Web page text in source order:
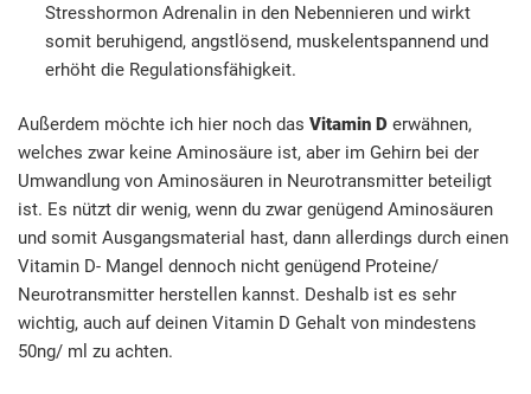
Stresshormon Adrenalin in den Nebennieren und wirkt
somit beruhigend, angstlösend, muskelentspannend und
erhöht die Regulationsfähigkeit.
Außerdem möchte ich hier noch das Vitamin D erwähnen,
welches zwar keine Aminosäure ist, aber im Gehirn bei der
Umwandlung von Aminosäuren in Neurotransmitter beteiligt
ist. Es nützt dir wenig, wenn du zwar genügend Aminosäuren
und somit Ausgangsmaterial hast, dann allerdings durch einen
Vitamin D- Mangel dennoch nicht genügend Proteine/
Neurotransmitter herstellen kannst. Deshalb ist es sehr
wichtig, auch auf deinen Vitamin D Gehalt von mindestens
50ng/ ml zu achten.